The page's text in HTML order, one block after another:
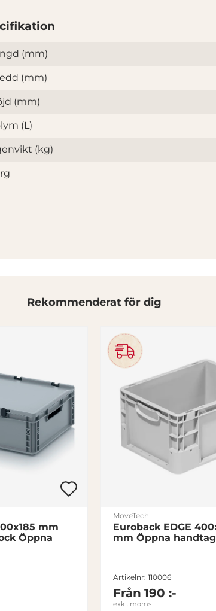
(mm)
(mm)
(mm)
(L)
(kg)
Rekommenderat för dig
mm
Öppna
MoveTech
Euroback EDGE
mm Öppna handtag
Artikelnr: 110006
Från 190 :-
exkl. moms